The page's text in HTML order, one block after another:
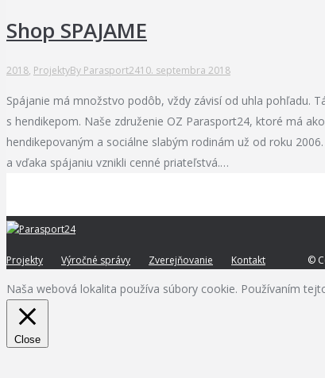
Shop SPAJAME
2018, ProjektyBy Parasport2410. septembra 2018
Spájanie má množstvo podôb, vždy závisí od uhla pohľadu.
s hendikepom. Naše združenie OZ Parasport24, ktoré má
hendikepovaným a sociálne slabým rodinám už od roku
a vďaka spájaniu vznikli cenné priateľstvá.…
Projekty Výročné správy Zverejňovanie Kontakt ©
Naša webová lokalita používa súbory cookie. Používaním
Close